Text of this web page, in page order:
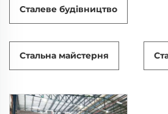
Сталеве будівництво
Стальна майстерня